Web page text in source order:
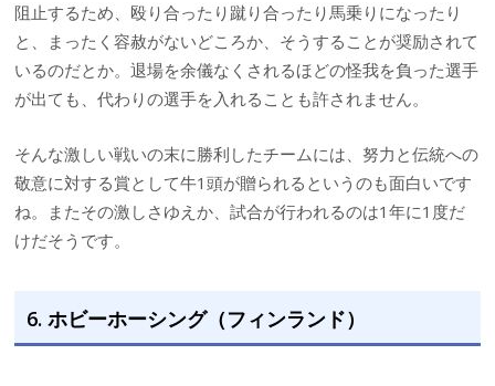
阻止するため、殴り合ったり蹴り合ったり馬乗りになったり
と、まったく容赦がないどころか、そうすることが奨励されて
いるのだとか。退場を余儀なくされるほどの怪我を負った選手
が出ても、代わりの選手を入れることも許されません。
そんな激しい戦いの末に勝利したチームには、努力と伝統への
敬意に対する賞として牛1頭が贈られるというのも面白いです
ね。またその激しさゆえか、試合が行われるのは1年に1度だ
けだそうです。
6. ホビーホーシング（フィンランド）